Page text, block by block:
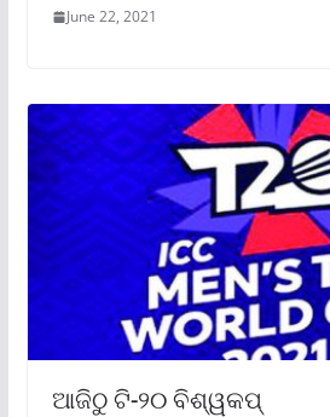
June 22, 2021
ଆଜିଠୁ ଟି-୨୦ ବିଶ୍ୱକପ୍